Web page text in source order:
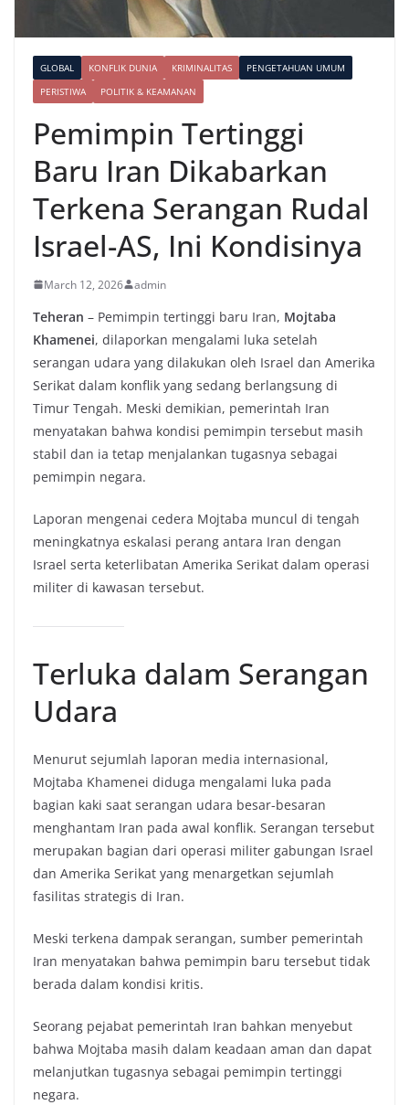
GLOBAL KONFLIK DUNIA KRIMINALITAS
PENGETAHUAN UMUM
PERISTIWA
POLITIK & KEAMANAN
Pemimpin Tertinggi
Baru Iran Dikabarkan
Terkena Serangan Rudal
Israel-AS, Ini Kondisinya
March 12, 2026 admin
Teheran – Pemimpin tertinggi baru Iran, Mojtaba
Khamenei, dilaporkan mengalami luka setelah
serangan udara yang dilakukan oleh Israel dan Amerika
Serikat dalam konflik yang sedang berlangsung di
Timur Tengah. Meski demikian, pemerintah Iran
menyatakan bahwa kondisi pemimpin tersebut masih
stabil dan ia tetap menjalankan tugasnya sebagai
pemimpin negara.
Laporan mengenai cedera Mojtaba muncul di tengah
meningkatnya eskalasi perang antara Iran dengan
Israel serta keterlibatan Amerika Serikat dalam operasi
militer di kawasan tersebut.
Terluka dalam Serangan
Udara
Menurut sejumlah laporan media internasional,
Mojtaba Khamenei diduga mengalami luka pada
bagian kaki saat serangan udara besar-besaran
menghantam Iran pada awal konflik. Serangan tersebut
merupakan bagian dari operasi militer gabungan Israel
dan Amerika Serikat yang menargetkan sejumlah
fasilitas strategis di Iran.
Meski terkena dampak serangan, sumber pemerintah
Iran menyatakan bahwa pemimpin baru tersebut tidak
berada dalam kondisi kritis.
Seorang pejabat pemerintah Iran bahkan menyebut
bahwa Mojtaba masih dalam keadaan aman dan dapat
melanjutkan tugasnya sebagai pemimpin tertinggi
negara.